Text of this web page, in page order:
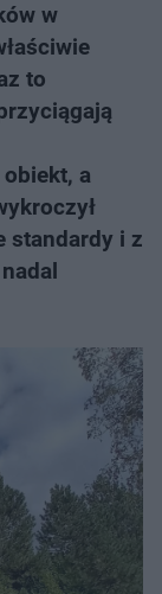
w
to
a
standardy i z